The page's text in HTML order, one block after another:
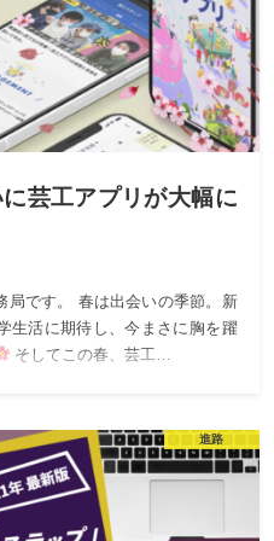
に芸工アプリが大幅に
局です。 春は出会いの季節。新
生活に期待し、今まさに胸を躍
そしてこの春、芸工…
進路